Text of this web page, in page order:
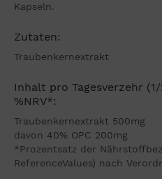
Kapseln.
Zutaten:
Traubenkernextrakt
Inhalt pro Tagesverzehr
%NRV*:
davon 40%
*Prozentsatz der
ReferenceValues) nach